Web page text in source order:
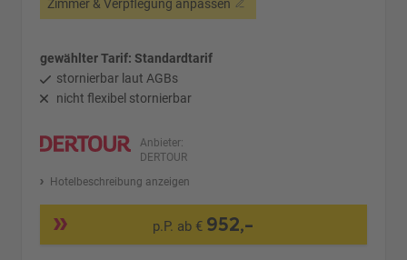
Zimmer & Verpflegung anpassen
gewählter Tarif: Standardtarif
stornierbar laut AGBs
nicht flexibel stornierbar
Anbieter:
DERTOUR
Hotelbeschreibung anzeigen
p.P. ab € 952,-